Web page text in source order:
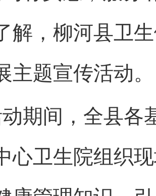
解，柳河县卫
主题宣传活动。
期间，全县各
心卫生院组织